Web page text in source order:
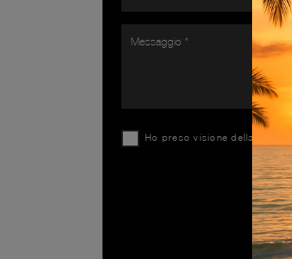
Ho preso visione della